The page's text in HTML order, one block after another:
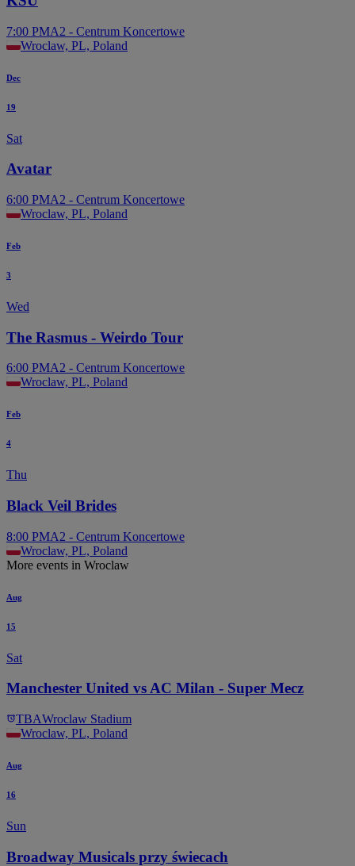
7:00 PMA2 - Centrum Koncertowe
Wroclaw, PL, Poland
Dec
19
Sat
Avatar
6:00 PMA2 - Centrum Koncertowe
Wroclaw, PL, Poland
Feb
3
Wed
The Rasmus - Weirdo Tour
6:00 PMA2 - Centrum Koncertowe
Wroclaw, PL, Poland
Feb
4
Thu
Black Veil Brides
8:00 PMA2 - Centrum Koncertowe
Wroclaw, PL, Poland
More events in Wroclaw
Aug
15
Sat
Manchester United vs AC Milan - Super Mecz
TBAWroclaw Stadium
Wroclaw, PL, Poland
Aug
16
Sun
Broadway Musicals przy świecach